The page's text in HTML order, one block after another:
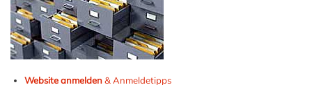
Website anmelden& Anmeldetipps